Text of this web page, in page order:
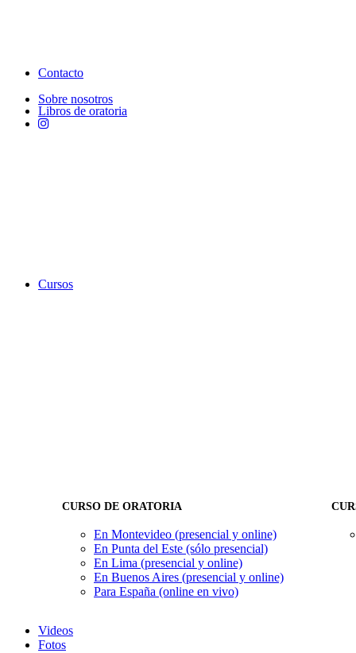
Contacto
Sobre nosotros
Libros de oratoria
Cursos
CURSO DE ORATORIA
En Montevideo (presencial y online)
En Punta del Este (sólo presencial)
En Lima (presencial y online)
En Buenos Aires (presencial y online)
Para España (online en vivo)
Videos
Fotos